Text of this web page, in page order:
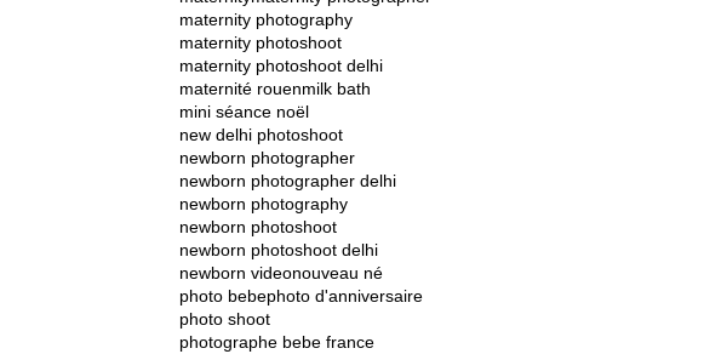
maternity photography
maternity photoshoot
maternity photoshoot delhi
maternité rouenmilk bath
mini séance noël
new delhi photoshoot
newborn photographer
newborn photographer delhi
newborn photography
newborn photoshoot
newborn photoshoot delhi
newborn videonouveau né
photo bebephoto d'anniversaire
photo shoot
photographe bebe france